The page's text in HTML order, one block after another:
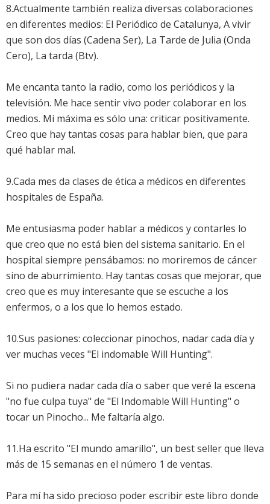
8.Actualmente también realiza diversas colaboraciones
en diferentes medios: El Periódico de Catalunya, A vivir
que son dos días (Cadena Ser), La Tarde de Julia (Onda
Cero), La tarda (Btv).
Me encanta tanto la radio, como los periódicos y la
televisión. Me hace sentir vivo poder colaborar en los
medios. Mi máxima es sólo una: criticar positivamente.
Creo que hay tantas cosas para hablar bien, que para
qué hablar mal.
9.Cada mes da clases de ética a médicos en diferentes
hospitales de España.
Me entusiasma poder hablar a médicos y contarles lo
que creo que no está bien del sistema sanitario. En el
hospital siempre pensábamos: no moriremos de cáncer
sino de aburrimiento. Hay tantas cosas que mejorar, que
creo que es muy interesante que se escuche a los
enfermos, o a los que lo hemos estado.
10.Sus pasiones: coleccionar pinochos, nadar cada día y
ver muchas veces "El indomable Will Hunting".
Si no pudiera nadar cada día o saber que veré la escena
"no fue culpa tuya" de "El Indomable Will Hunting" o
tocar un Pinocho... Me faltaría algo.
11.Ha escrito "El mundo amarillo", un best seller que lleva
más de 15 semanas en el número 1 de ventas.
Para mí ha sido precioso poder escribir este libro donde